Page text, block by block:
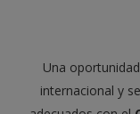
Una
internacional y